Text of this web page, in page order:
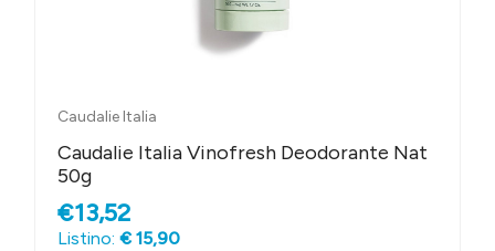
Caudalie Italia
Caudalie Italia Vinofresh Deodorante Nat
50g
€13,52
Listino: € 15,90